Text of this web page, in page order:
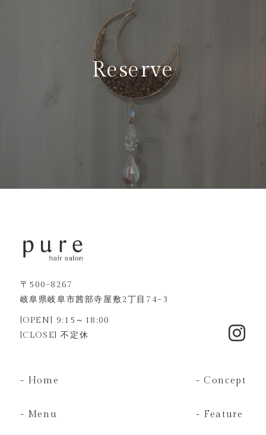
Reserve
〒500-8267
岐阜県岐阜市茜部寺屋敷2丁目74−3
[OPEN] 9:15～18:00
[CLOSE] 不定休
- Home
- Menu
- Concept
- Feature